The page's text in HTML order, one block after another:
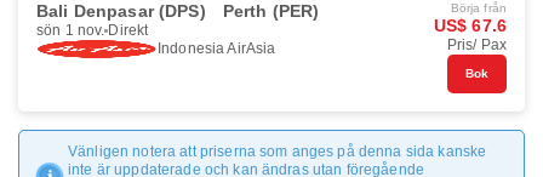
Bali Denpasar (DPS) Perth (PER)
sön 1 nov. Direkt
Indonesia AirAsia
Börja från
US$ 67.6
Pris/ Pax
Bok
Vänligen notera att priserna som anges på denna sida kanske
inte är uppdaterade och kan ändras utan föregående